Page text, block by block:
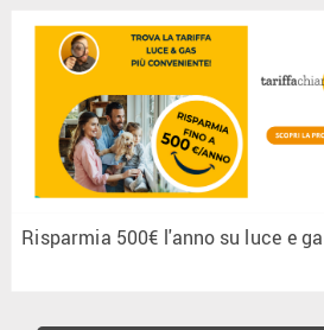
Risparmia 500€ l'anno su luce e